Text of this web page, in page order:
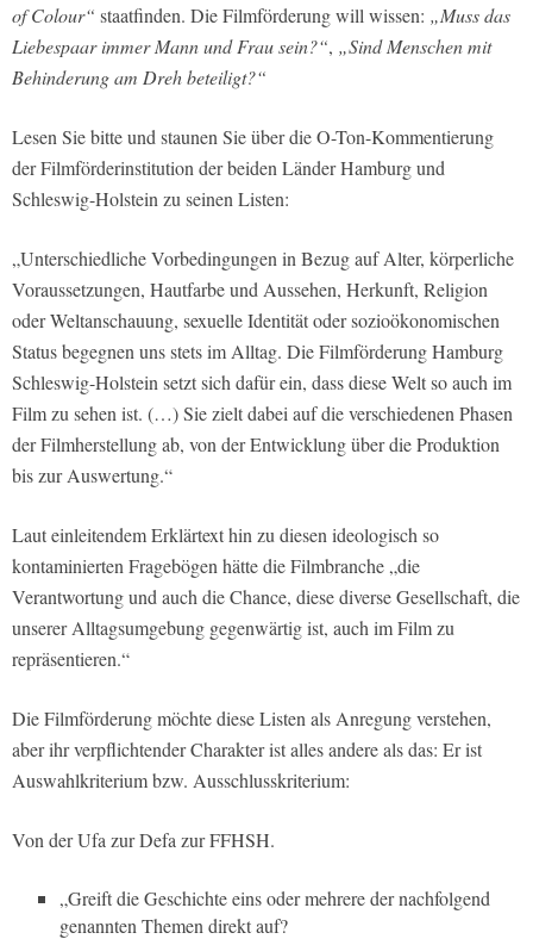
of Colour“ staatfinden. Die Filmförderung will wissen: „Muss das
Liebespaar immer Mann und Frau sein?“, „Sind Menschen mit
Behinderung am Dreh beteiligt?“
Lesen Sie bitte und staunen Sie über die O-Ton-Kommentierung
der Filmförderinstitution der beiden Länder Hamburg und
Schleswig-Holstein zu seinen Listen:
„Unterschiedliche Vorbedingungen in Bezug auf Alter, körperliche
Voraussetzungen, Hautfarbe und Aussehen, Herkunft, Religion
oder Weltanschauung, sexuelle Identität oder sozioökonomischen
Status begegnen uns stets im Alltag. Die Filmförderung Hamburg
Schleswig-Holstein setzt sich dafür ein, dass diese Welt so auch im
Film zu sehen ist. (…) Sie zielt dabei auf die verschiedenen Phasen
der Filmherstellung ab, von der Entwicklung über die Produktion
bis zur Auswertung.“
Laut einleitendem Erklärtext hin zu diesen ideologisch so
kontaminierten Fragebögen hätte die Filmbranche „die
Verantwortung und auch die Chance, diese diverse Gesellschaft, die
unserer Alltagsumgebung gegenwärtig ist, auch im Film zu
repräsentieren.“
Die Filmförderung möchte diese Listen als Anregung verstehen,
aber ihr verpflichtender Charakter ist alles andere als das: Er ist
Auswahlkriterium bzw. Ausschlusskriterium:
Von der Ufa zur Defa zur FFHSH.
„Greift die Geschichte eins oder mehrere der nachfolgend
genannten Themen direkt auf?